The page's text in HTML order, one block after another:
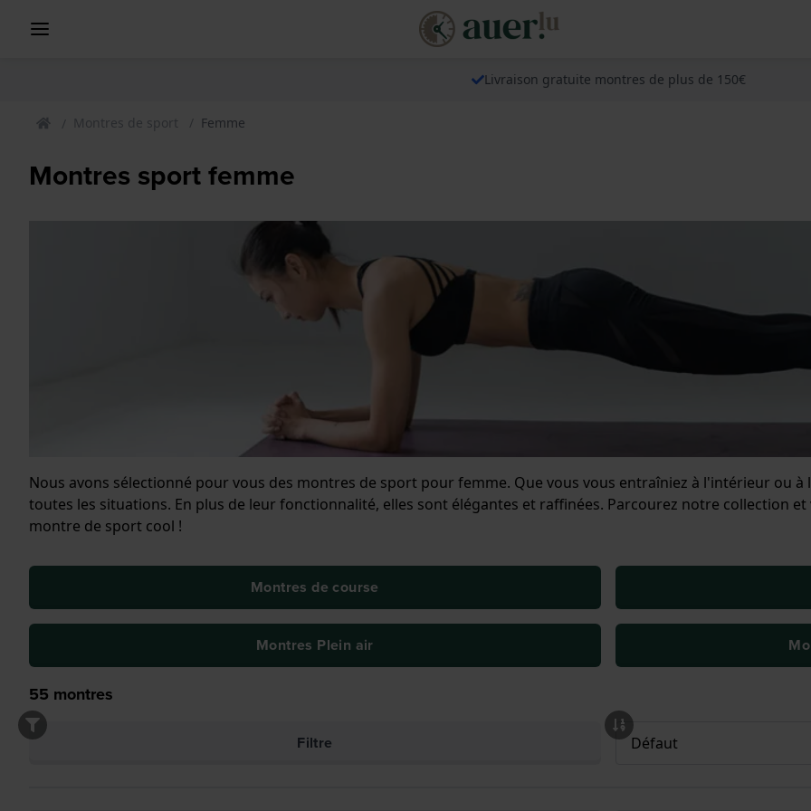
Livraison gratuite montres de plus de 150€
Montres de sport Femme
Montres sport femme
Nous avons sélectionné pour vous des montres de sport pour femme. Que vous vous entraîniez à l'intérieur ou
toutes les situations. En plus de leur fonctionnalité, elles sont élégantes et raffinées. Parcourez notre collection
montre de sport cool !
Montres de course
Montres Plein air
55 montres
Filtre